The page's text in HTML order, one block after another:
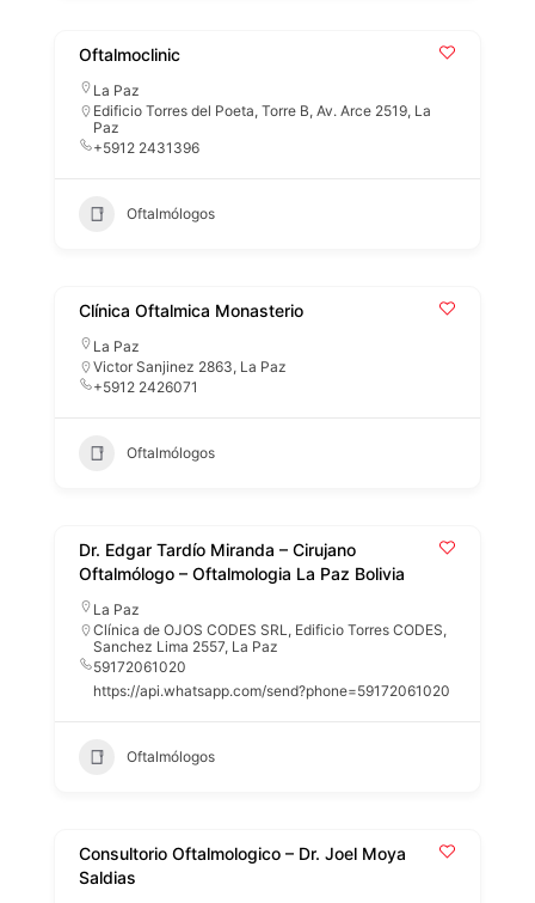
Oftalmoclinic
La Paz
Edificio Torres del Poeta, Torre B, Av. Arce 2519, La
Paz
+5912 2431396
Oftalmólogos
Clínica Oftalmica Monasterio
La Paz
Victor Sanjinez 2863, La Paz
+5912 2426071
Oftalmólogos
Dr. Edgar Tardío Miranda – Cirujano
Oftalmólogo – Oftalmologia La Paz Bolivia
La Paz
Clínica de OJOS CODES SRL, Edificio Torres CODES,
Sanchez Lima 2557, La Paz
59172061020
https://api.whatsapp.com/send?phone=59172061020
Oftalmólogos
Consultorio Oftalmologico – Dr. Joel Moya
Saldias